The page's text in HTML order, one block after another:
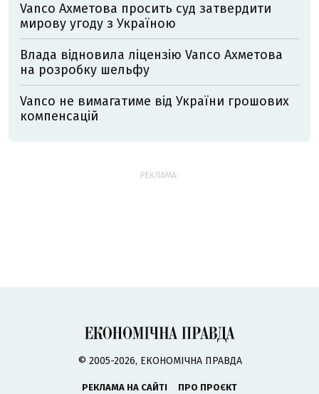
Vanco Ахметова просить суд затвердити
мирову угоду з Україною
Влада відновила ліцензію Vanco Ахметова
на розробку шельфу
Vanco не вимагатиме від України грошових
компенсацій
РЕКЛАМА:
© 2005-2026, ЕКОНОМІЧНА ПРАВДА
РЕКЛАМА НА САЙТІ
ПРО ПРОЄКТ